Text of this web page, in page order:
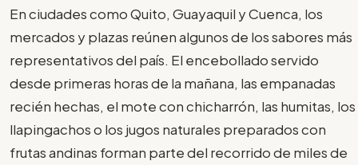
En ciudades como Quito, Guayaquil y Cuenca, los
mercados y plazas reúnen algunos de los sabores más
representativos del país. El encebollado servido
desde primeras horas de la mañana, las empanadas
recién hechas, el mote con chicharrón, las humitas, los
llapingachos o los jugos naturales preparados con
frutas andinas forman parte del recorrido de miles de